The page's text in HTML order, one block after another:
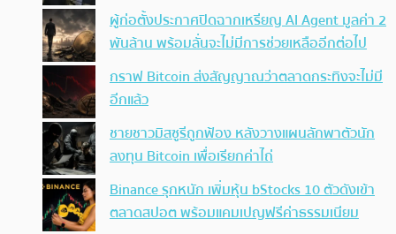
ผู้ก่อตั้งประกาศปิดฉากเหรียญ AI Agent มูลค่า 2
พันล้าน พร้อมลั่นจะไม่มีการช่วยเหลืออีกต่อไป
กราฟ Bitcoin ส่งสัญญาณว่าตลาดกระทิงจะไม่มี
อีกแล้ว
ชายชาวมิสซูรีถูกฟ้อง หลังวางแผนลักพาตัวนัก
ลงทุน Bitcoin เพื่อเรียกค่าไถ่
Binance รุกหนัก เพิ่มหุ้น bStocks 10 ตัวดังเข้า
ตลาดสปอต พร้อมแคมเปญฟรีค่าธรรมเนียม